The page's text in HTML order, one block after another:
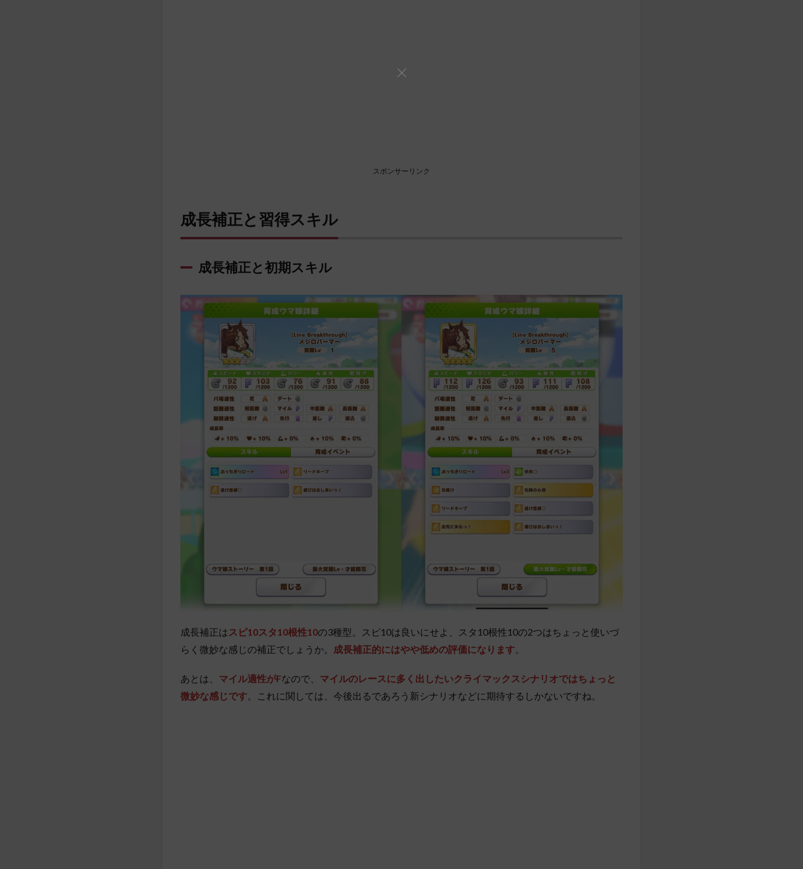
スポンサーリンク
成長補正と習得スキル
成長補正と初期スキル
成長補正は スピ10スタ10根性10の3種型。スピ10は良いにせよ、スタ10根性10の2つはちょっと使いづ
らく微妙な感じの補正でしょうか。
成長補正的にはやや低めの評価になります。
あとは、 マイル適性がFなので、 マイルのレースに多く出したいクライマックスシナリオではちょっと
微妙な感じです。これに関しては、今後出るであろう新シナリオなどに期待するしかないですね。